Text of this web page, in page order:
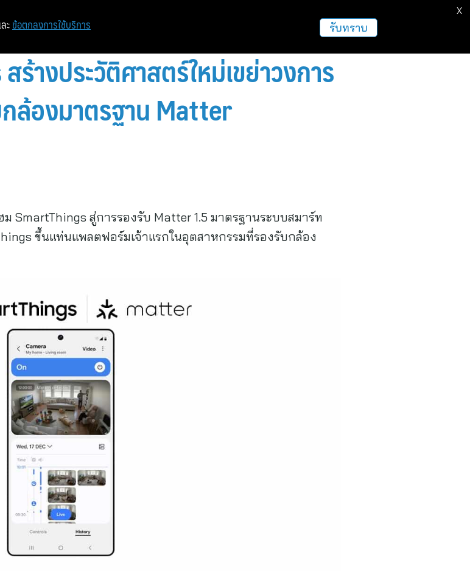
างประวัติศาสตร์ใหม่เขย่าวงการ
ล้องมาตรฐาน Matter
SmartThings สู่การรองรับ Matter 1.5 มาตรฐานระบบสมาร์ท
ขึ้นแท่นแพลตฟอร์มเจ้าแรกในอุตสาหกรรมที่รองรับกล้อง
ะ ข้อตกลงการใช้บริการ รับทราบ
X